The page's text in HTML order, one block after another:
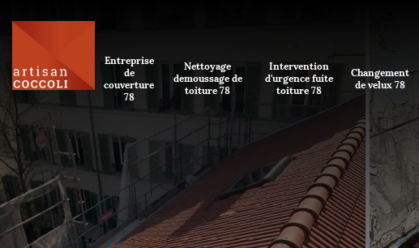
Entreprise
de
couverture
78
Nettoyage
demoussage de
toiture 78
Intervention
d'urgence fuite
toiture 78
Changement
de velux 78